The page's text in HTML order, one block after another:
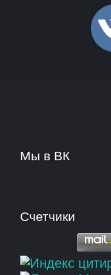
Мы в ВК
Счетчики